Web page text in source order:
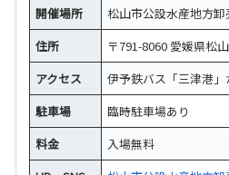
開催場所
松山市公設水産地方卸
住所
〒791-8060 愛媛県松
アクセス
伊予鉄バス「三津港
駐車場
臨時駐車場あり
料金
入場無料